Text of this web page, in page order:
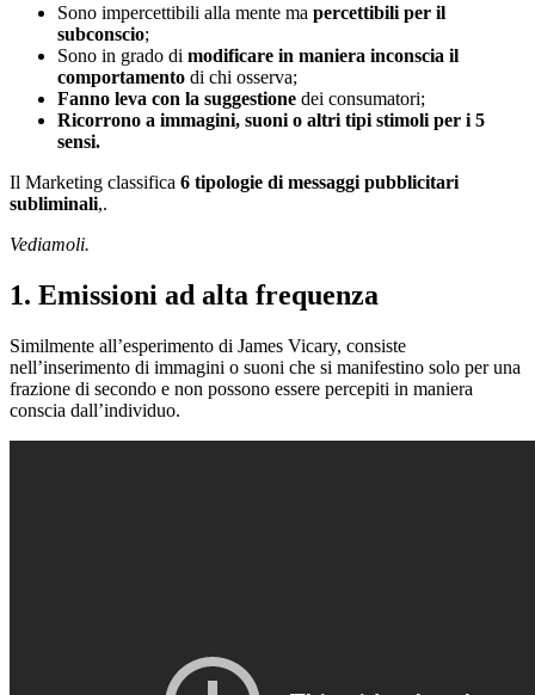
Sono impercettibili alla mente ma percettibili per il
subconscio;
Sono in grado di modificare in maniera inconscia il
comportamento di chi osserva;
Fanno leva con la suggestione dei consumatori;
Ricorrono a immagini, suoni o altri tipi stimoli per i 5
sensi.
Il Marketing classifica 6 tipologie di messaggi pubblicitari
subliminali,.
Vediamoli.
1. Emissioni ad alta frequenza
Similmente all’esperimento di James Vicary, consiste
nell’inserimento di immagini o suoni che si manifestino solo per una
frazione di secondo e non possono essere percepiti in maniera
conscia dall’individuo.